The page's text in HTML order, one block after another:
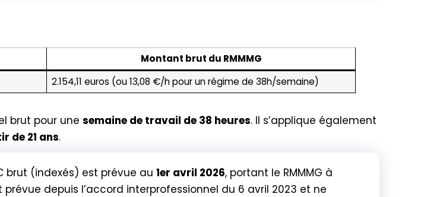
Montant brut du RMMMG
2.154,11 euros (ou 13,08 €/h pour un régime de 38h/semaine)
brut pour une semaine de travail de 38 heures. Il s’applique également
de 21 ans.
(indexés) est prévue au 1er avril 2026, portant le RMMMG à
prévue depuis l’accord interprofessionnel du 6 avril 2023 et ne